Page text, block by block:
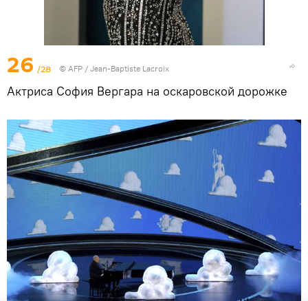
26 /28 © AFP / Jean-Baptiste Lacroix
Актриса София Вергара на оскаровской дорожке